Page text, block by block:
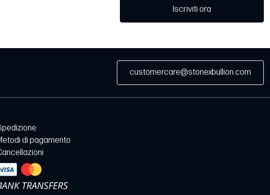
Iscriviti ora
customercare@stonexbullion.com
di pagamento